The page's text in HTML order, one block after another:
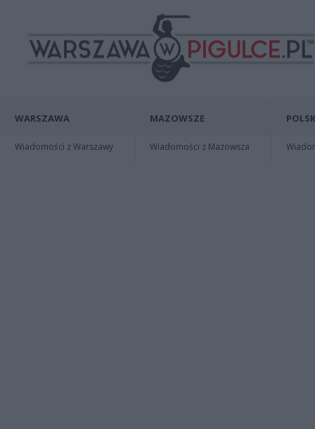
WARSZAWA
Wiadomości z Warszawy
MAZOWSZE
Wiadomości z Mazowsza